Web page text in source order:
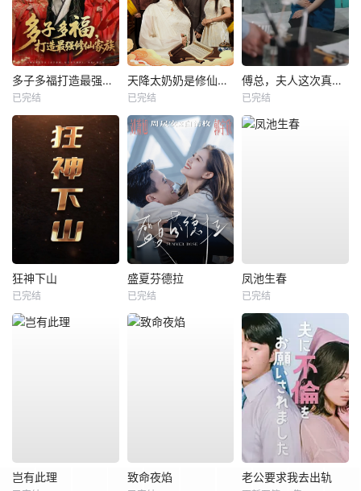
多子多福打造最强修仙家族
已完结
天降太奶奶是修仙老祖
已完结
傅总，夫人这次真的死了
已完结
狂神下山
已完结
盛夏芬德拉
已完结
凤池生春
已完结
岂有此理 致命夜焰 老公要求我去出轨